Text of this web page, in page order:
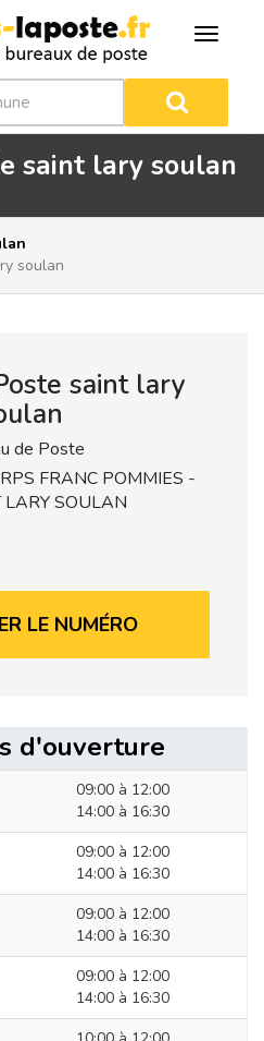
saint lary soulan
soulan
saint lary
de Poste
FRANC POMMIES -
SOULAN
LE NUMÉRO
d'ouverture
09:00 à 12:00
14:00 à 16:30
09:00 à 12:00
14:00 à 16:30
09:00 à 12:00
14:00 à 16:30
09:00 à 12:00
14:00 à 16:30